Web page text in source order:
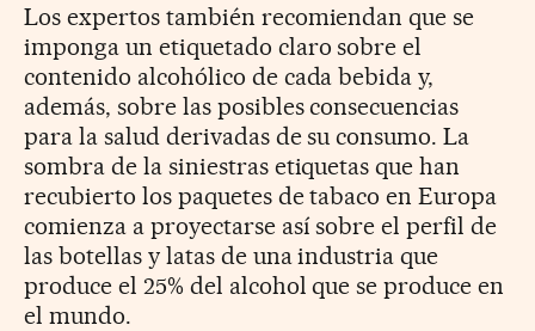
Los expertos también recomiendan que se
imponga un etiquetado claro sobre el
contenido alcohólico de cada bebida y,
además, sobre las posibles consecuencias
para la salud derivadas de su consumo. La
sombra de la siniestras etiquetas que han
recubierto los paquetes de tabaco en Europa
comienza a proyectarse así sobre el perfil de
las botellas y latas de una industria que
produce el 25% del alcohol que se produce en
el mundo.